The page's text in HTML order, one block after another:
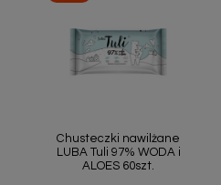
Chusteczki nawilżane
LUBA Tuli 97% WODA i
ALOES 60szt.